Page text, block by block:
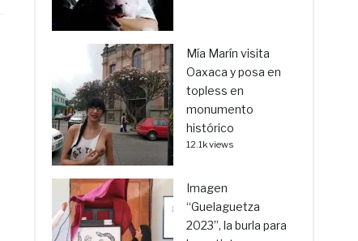
Mía Marín visita
Oaxaca y posa en
topless en
monumento
histórico
12.1k views
Imagen
“Guelaguetza
2023”, la burla para